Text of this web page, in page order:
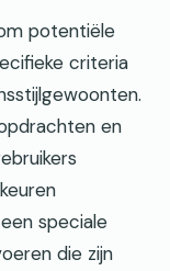
potentiële
criteria
en
speciale
die zijn